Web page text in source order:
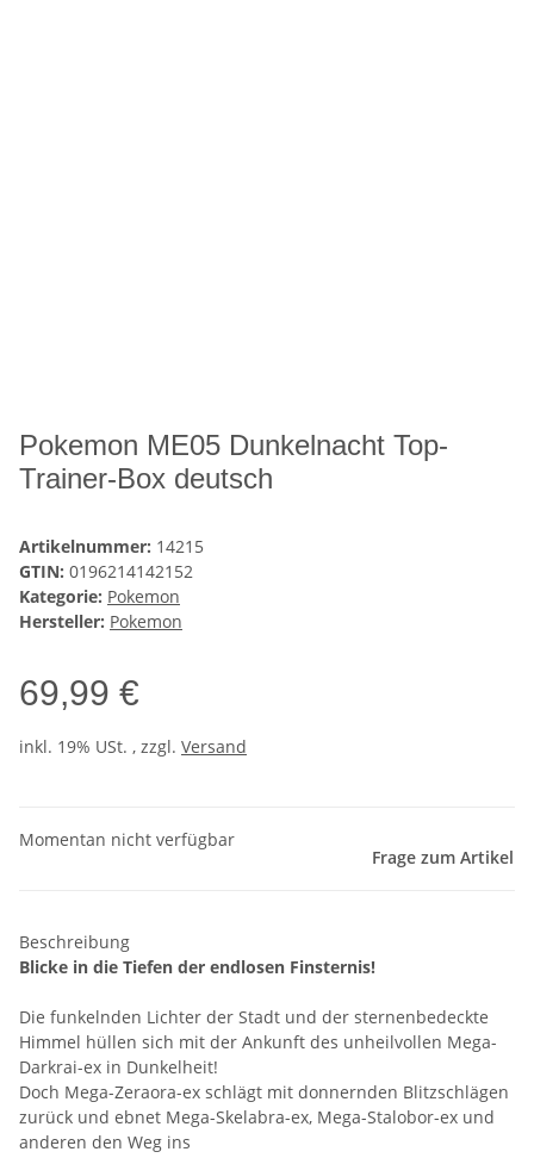
Pokemon ME05 Dunkelnacht Top-
Trainer-Box deutsch
Artikelnummer: 14215
GTIN: 0196214142152
Kategorie: Pokemon
Hersteller: Pokemon
69,99 €
inkl. 19% USt. , zzgl. Versand
Momentan nicht verfügbar
Frage zum Artikel
Beschreibung
Blicke in die Tiefen der endlosen Finsternis!
Die funkelnden Lichter der Stadt und der sternenbedeckte
Himmel hüllen sich mit der Ankunft des unheilvollen Mega-
Darkrai-ex in Dunkelheit!
Doch Mega-Zeraora-ex schlägt mit donnernden Blitzschlägen
zurück und ebnet Mega-Skelabra-ex, Mega-Stalobor-ex und
anderen den Weg ins